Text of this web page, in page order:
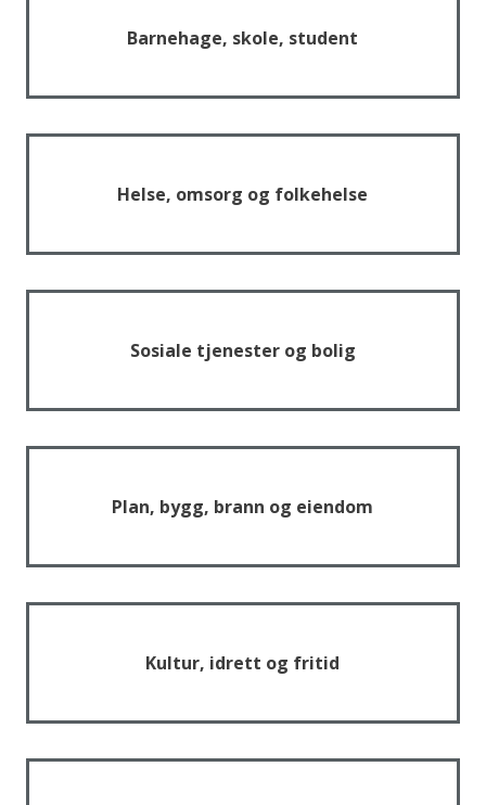
Barnehage, skole, student
Helse, omsorg og folkehelse
Sosiale tjenester og bolig
Plan, bygg, brann og eiendom
Kultur, idrett og fritid